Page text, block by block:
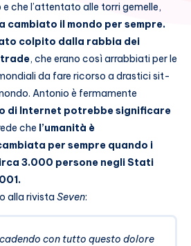
che l’attentato alle torri gemelle,
cambiato il mondo per sempre.
colpito dalla rabbia dei
, che erano così arrabbiati per le
da fare ricorso a drastici sit-
Antonio è fermamente
di Internet potrebbe significare
che l’umanità è
per sempre quando i
3.000 persone negli Stati
alla rivista Seven:
con tutto questo dolore